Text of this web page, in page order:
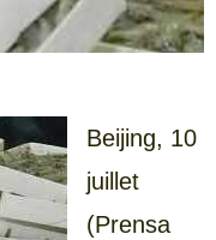
Beijing, 10
juillet
(Prensa